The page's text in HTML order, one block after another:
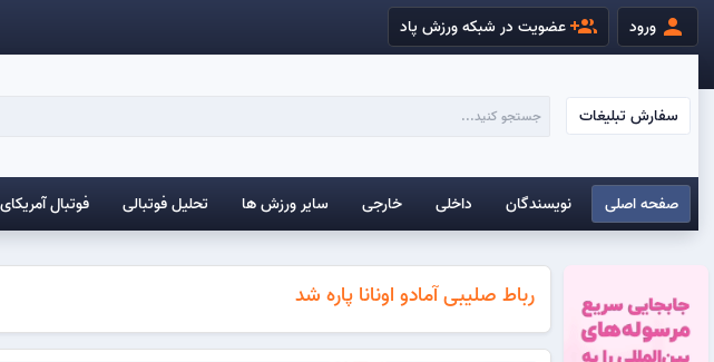
person ورود group_add عضویت در شبکه ورزش پاد
سفارش تبلیغات
صفحه اصلی نویسندگان داخلی خارجی سایر ورزش ها تحلیل فوتبالی فوتبال
رباط صلیبی آمادو اونانا پاره شد